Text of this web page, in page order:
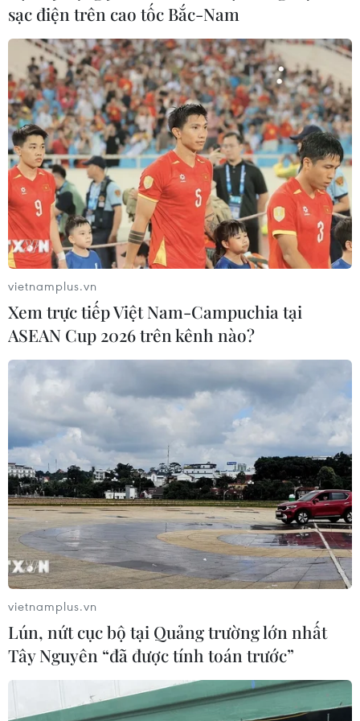
Theo Bộ Y tế, về lâu dài cần có cơ chế gia hạn tự
động đối với thuốc đã được cấp giấy đăng ký
lưu hành. Chính phủ đã đề xuất cơ chế này
trong dự án Luật sửa đổi, bổ sung một số điều
của Luật Dược và sẽ trình Quốc hội trong thời
gian tới.
Bên cạnh đó, Bộ Y tế có trách nhiệm công bố
danh mục thuốc được tiếp tục sử dụng giấy
đăng ký lưu hành nêu trên trên Cổng thông tin
điện tử của Bộ Y tế để thực hiện, bảo đảm công
khai, minh bạch./.
Theo quy định tại Luật Dược năm 2016 và
Thông tư số 32/2018/TT-BYT ngày 12/11/2018 của
Bộ Y tế về đăng ký lưu hành thuốc, nguyên liệu
làm thuốc, thuốc được cấp giấy đăng ký lưu
hành có hiệu lực 5 năm (hoặc 3 năm đối với
thuốc mới), sau khi giấy đăng ký lưu hành hết
hạn hiệu lực, thuốc phải nộp hồ sơ gia hạn giấy
đăng ký lưu hành.
Sau khi doanh nghiệp nộp hồ sơ gia hạn giấy
đăng ký lưu hành, Bộ Y tế (Cục Quản lý Dược) tổ
chức tiếp nhận và chuyển các chuyên gia tiến
hành thẩm định hồ sơ, sau khi hồ sơ được thẩm
định xong sẽ trình Hội đồng Tư vấn cấp giấy
đăng ký lưu hành thuốc, nguyên liệu làm thuốc
của Bộ Y tế xem xét cấp giấy đăng ký lưu hành.
(Vietnam+)
sạc điện trên cao tốc Bắc-Nam
vietnamplus.vn
Xem trực tiếp Việt Nam-Campuchia tại
ASEAN Cup 2026 trên kênh nào?
vietnamplus.vn
Lún, nứt cục bộ tại Quảng trường lớn nhất
Tây Nguyên “đã được tính toán trước”